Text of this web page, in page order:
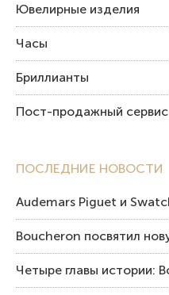
ПОСЛЕДНИЕ НОВОСТИ
Ювелирные изделия
Часы
Бриллианты
Пост-продажный сервис